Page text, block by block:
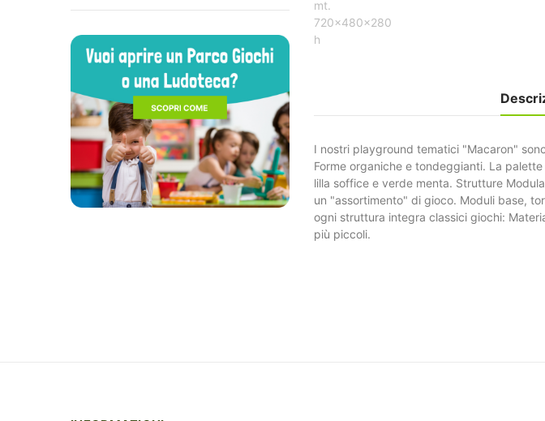
I nostri playground tematici "Macaron"
Forme organiche e tondeggianti. La
lilla soffice e verde menta. Strutture
un "assortimento" di gioco. Moduli base,
ogni struttura integra classici giochi:
più piccoli.